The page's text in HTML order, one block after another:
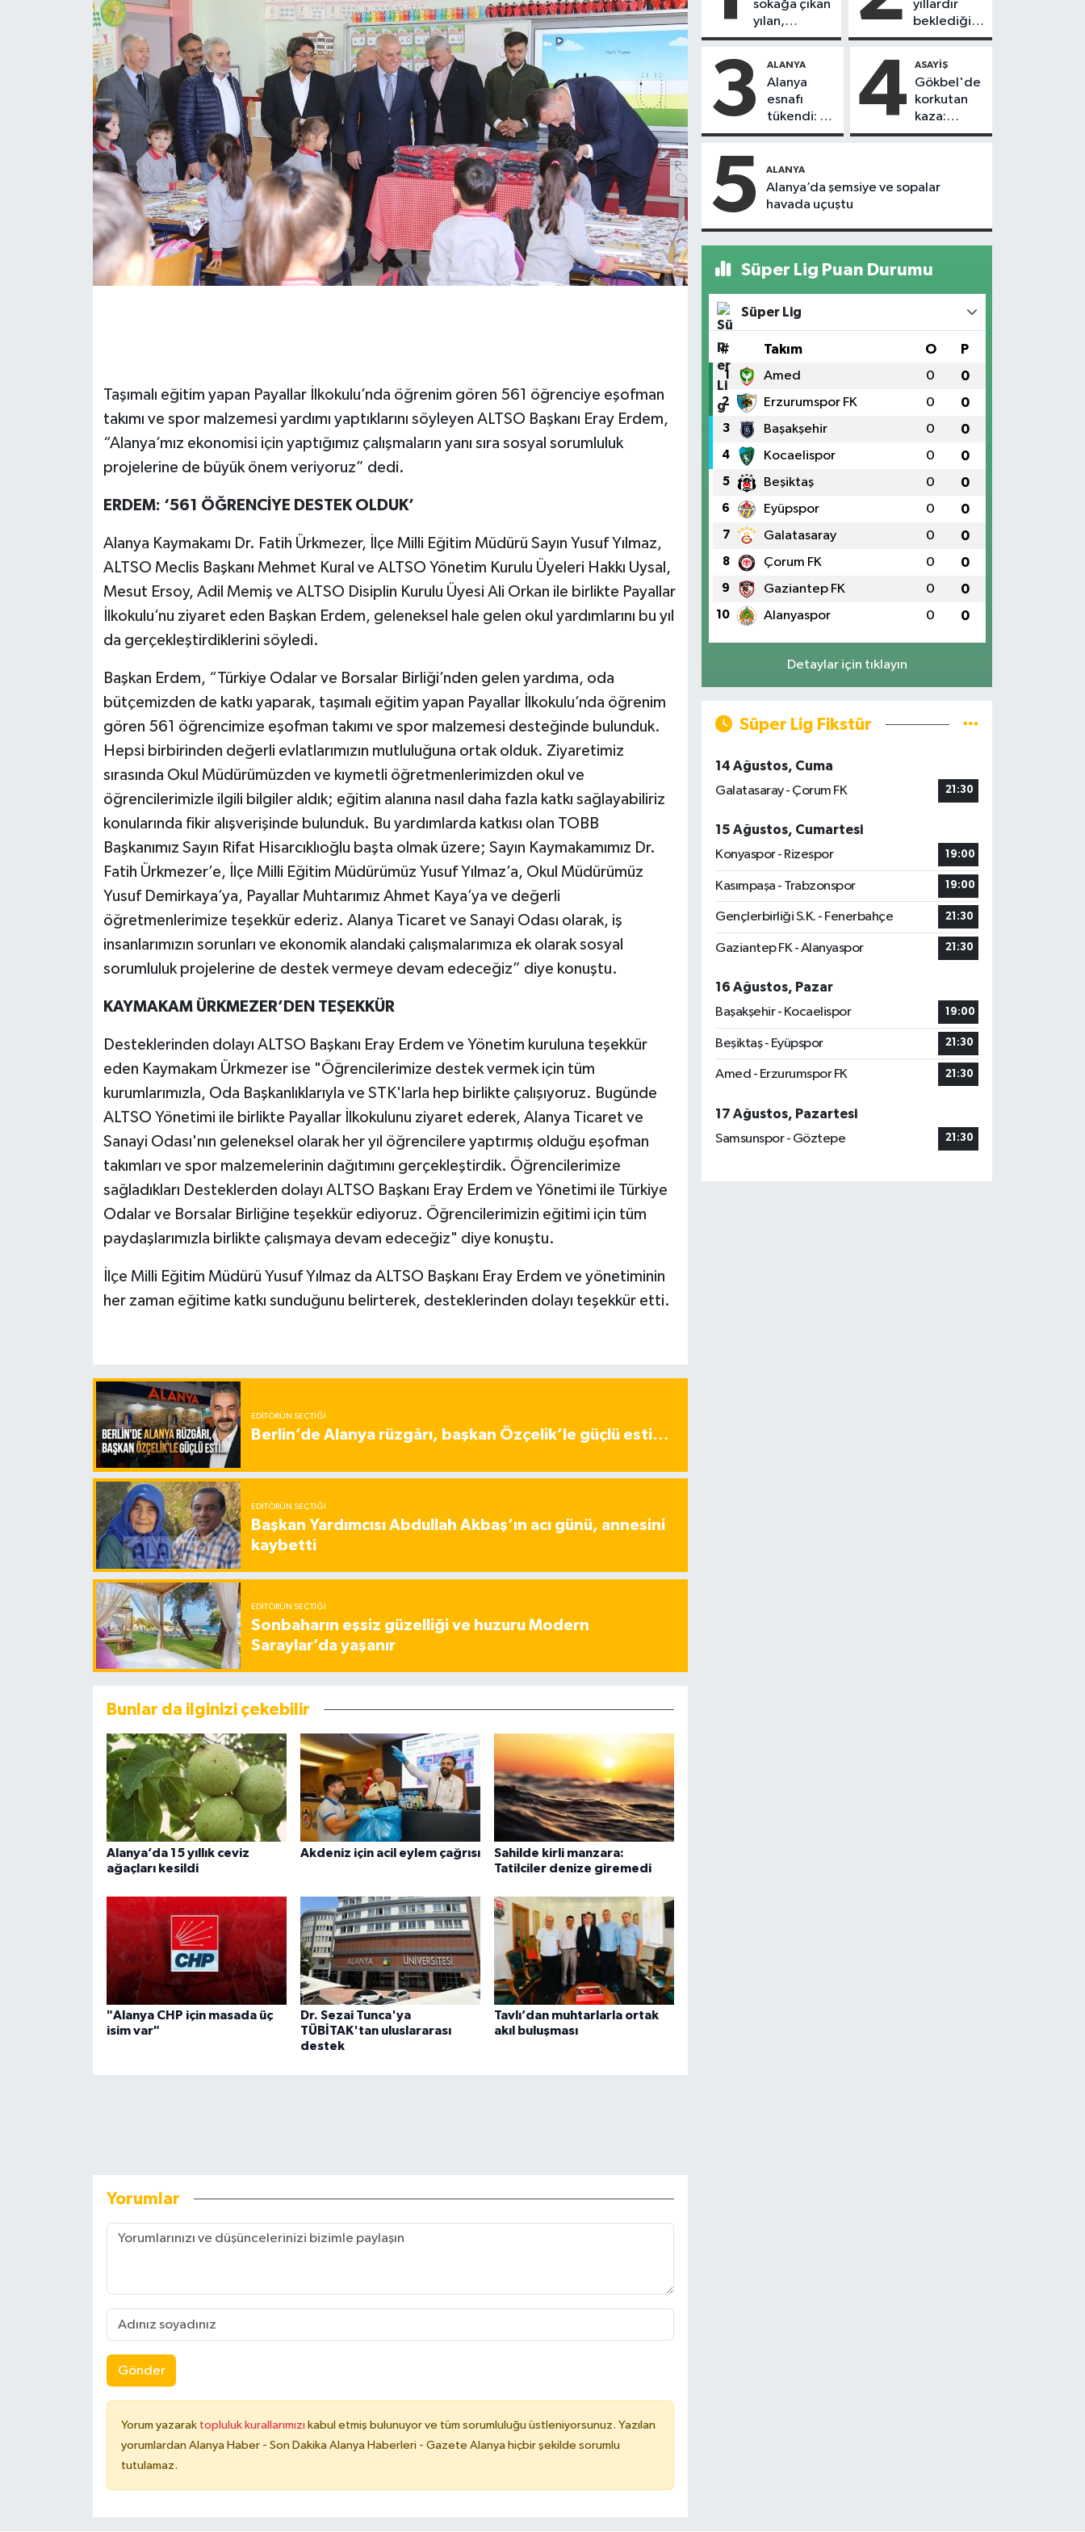
Taşımalı eğitim yapan Payallar İlkokulu’nda öğrenim gören 561 öğrenciye eşofman
takımı ve spor malzemesi yardımı yaptıklarını söyleyen ALTSO Başkanı Eray Erdem,
“Alanya’mız ekonomisi için yaptığımız çalışmaların yanı sıra sosyal sorumluluk
projelerine de büyük önem veriyoruz” dedi.
ERDEM: ‘561 ÖĞRENCİYE DESTEK OLDUK’
Alanya Kaymakamı Dr. Fatih Ürkmezer, İlçe Milli Eğitim Müdürü Sayın Yusuf Yılmaz,
ALTSO Meclis Başkanı Mehmet Kural ve ALTSO Yönetim Kurulu Üyeleri Hakkı Uysal,
Mesut Ersoy, Adil Memiş ve ALTSO Disiplin Kurulu Üyesi Ali Orkan ile birlikte Payallar
İlkokulu’nu ziyaret eden Başkan Erdem, geleneksel hale gelen okul yardımlarını bu yıl
da gerçekleştirdiklerini söyledi.
Başkan Erdem, “Türkiye Odalar ve Borsalar Birliği’nden gelen yardıma, oda
bütçemizden de katkı yaparak, taşımalı eğitim yapan Payallar İlkokulu’nda öğrenim
gören 561 öğrencimize eşofman takımı ve spor malzemesi desteğinde bulunduk.
Hepsi birbirinden değerli evlatlarımızın mutluluğuna ortak olduk. Ziyaretimiz
sırasında Okul Müdürümüzden ve kıymetli öğretmenlerimizden okul ve
öğrencilerimizle ilgili bilgiler aldık; eğitim alanına nasıl daha fazla katkı sağlayabiliriz
konularında fikir alışverişinde bulunduk. Bu yardımlarda katkısı olan TOBB
Başkanımız Sayın Rifat Hisarcıklıoğlu başta olmak üzere; Sayın Kaymakamımız Dr.
Fatih Ürkmezer’e, İlçe Milli Eğitim Müdürümüz Yusuf Yılmaz’a, Okul Müdürümüz
Yusuf Demirkaya’ya, Payallar Muhtarımız Ahmet Kaya’ya ve değerli
öğretmenlerimize teşekkür ederiz. Alanya Ticaret ve Sanayi Odası olarak, iş
insanlarımızın sorunları ve ekonomik alandaki çalışmalarımıza ek olarak sosyal
sorumluluk projelerine de destek vermeye devam edeceğiz” diye konuştu.
KAYMAKAM ÜRKMEZER’DEN TEŞEKKÜR
Desteklerinden dolayı ALTSO Başkanı Eray Erdem ve Yönetim kuruluna teşekkür
eden Kaymakam Ürkmezer ise "Öğrencilerimize destek vermek için tüm
kurumlarımızla, Oda Başkanlıklarıyla ve STK'larla hep birlikte çalışıyoruz. Bugünde
ALTSO Yönetimi ile birlikte Payallar İlkokulunu ziyaret ederek, Alanya Ticaret ve
Sanayi Odası'nın geleneksel olarak her yıl öğrencilere yaptırmış olduğu eşofman
takımları ve spor malzemelerinin dağıtımını gerçekleştirdik. Öğrencilerimize
sağladıkları Desteklerden dolayı ALTSO Başkanı Eray Erdem ve Yönetimi ile Türkiye
Odalar ve Borsalar Birliğine teşekkür ediyoruz. Öğrencilerimizin eğitimi için tüm
paydaşlarımızla birlikte çalışmaya devam edeceğiz" diye konuştu.
İlçe Milli Eğitim Müdürü Yusuf Yılmaz da ALTSO Başkanı Eray Erdem ve yönetiminin
her zaman eğitime katkı sunduğunu belirterek, desteklerinden dolayı teşekkür etti.
EDITÖRÜN SEÇTIĞI
Berlin’de Alanya rüzgârı, başkan Özçelik’le güçlü esti…
EDITÖRÜN SEÇTIĞI
Başkan Yardımcısı Abdullah Akbaş’ın acı günü, annesini
kaybetti
EDITÖRÜN SEÇTIĞI
Sonbaharın eşsiz güzelliği ve huzuru Modern
Saraylar’da yaşanır
Bunlar da ilginizi çekebilir
Alanya’da 15 yıllık ceviz
ağaçları kesildi
Akdeniz için acil eylem çağrısı
Sahilde kirli manzara:
Tatilciler denize giremedi
"Alanya CHP için masada üç
isim var"
Dr. Sezai Tunca'ya
TÜBİTAK'tan uluslararası
destek
Tavlı’dan muhtarlarla ortak
akıl buluşması
Yorumlar
Gönder
Yorum yazarak topluluk kurallarımızı kabul etmiş bulunuyor ve tüm sorumluluğu üstleniyorsunuz. Yazılan
yorumlardan Alanya Haber - Son Dakika Alanya Haberleri - Gazete Alanya hiçbir şekilde sorumlu
tutulamaz.
sokağa çıkan
yılan,
vatandaşı
yıllardır
beklediği
yol askıdan
3 ALANYA
Alanya
esnafı
tükendi: 1
ayda 150
kapandı
4 ASAYIŞ
Gökbel'de
korkutan
kaza:
Başkanın
çarptı
5 ALANYA
Alanya’da şemsiye ve sopalar
havada uçuştu
Süper Lig Puan Durumu
Süper Lig
# Takım O P
1 Amed 0 0
2 Erzurumspor FK 0 0
3 Başakşehir 0 0
4 Kocaelispor 0 0
5 Beşiktaş 0 0
6 Eyüpspor 0 0
7 Galatasaray 0 0
8 Çorum FK 0 0
9 Gaziantep FK 0 0
10 Alanyaspor 0 0
Detaylar için tıklayın
Süper Lig Fikstür
14 Ağustos, Cuma
Galatasaray - Çorum FK
21:30
15 Ağustos, Cumartesi
Konyaspor - Rizespor
19:00
Kasımpaşa - Trabzonspor 19:00
Gençlerbirliği S.K. - Fenerbahçe 21:30
Gaziantep FK - Alanyaspor 21:30
16 Ağustos, Pazar
Başakşehir - Kocaelispor
19:00
Beşiktaş - Eyüpspor 21:30
Amed - Erzurumspor FK 21:30
17 Ağustos, Pazartesi
Samsunspor - Göztepe
21:30